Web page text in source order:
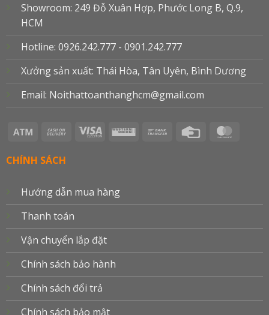
Showroom: 249 Đỗ Xuân Hợp, Phước Long B, Q.9,
HCM
Hotline: 0926.242.777 - 0901.242.777
Xưởng sản xuất: Thái Hòa, Tân Uyên, Bình Dương
Email: Noithattoanthanghcm@gmail.com
Atm
Cash
Visa
Western
Bank
Credit
CHÍNH SÁCH
Hướng dẫn mua hàng
Thanh toán
Vận chuyển lắp đặt
Chính sách bảo hành
Chính sách đổi trả
Chính sách bảo mật